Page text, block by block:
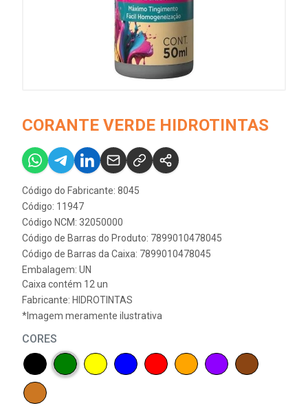
CORANTE VERDE HIDROTINTAS
Código do Fabricante: 8045
Código: 11947
Código NCM: 32050000
Código de Barras do Produto: 7899010478045
Código de Barras da Caixa: 7899010478045
Embalagem: UN
Caixa contém 12 un
Fabricante: HIDROTINTAS
*Imagem meramente ilustrativa
CORES